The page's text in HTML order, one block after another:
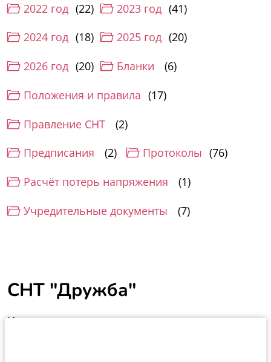
2022 год
22 2023 год
41
2024 год
18 2025 год
20
2026 год
20 Бланки
6
Положения и правила
17
Правление СНТ
2
Предписания
2 Протоколы
76
Расчёт потерь напряжения
1
Учредительные документы
7
СНТ "Дружба"
Новости